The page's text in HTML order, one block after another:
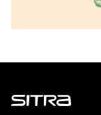
Sitra